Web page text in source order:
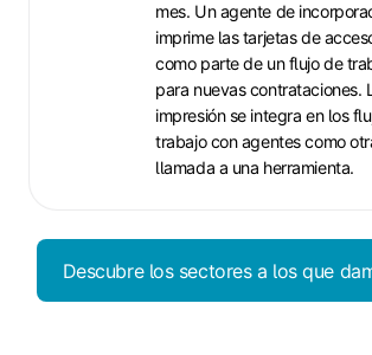
mes. Un agente de
imprime las tarjetas de
como parte de un flujo de
para nuevas contrataciones.
impresión se integra en los
trabajo con agentes como
llamada a una herramienta.
Descubre los sectores a los que